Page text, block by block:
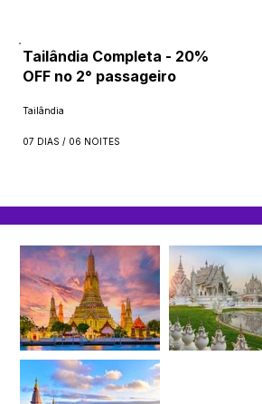
Tailândia Completa - 20%
OFF no 2° passageiro
Tailândia
07 DIAS / 06 NOITES